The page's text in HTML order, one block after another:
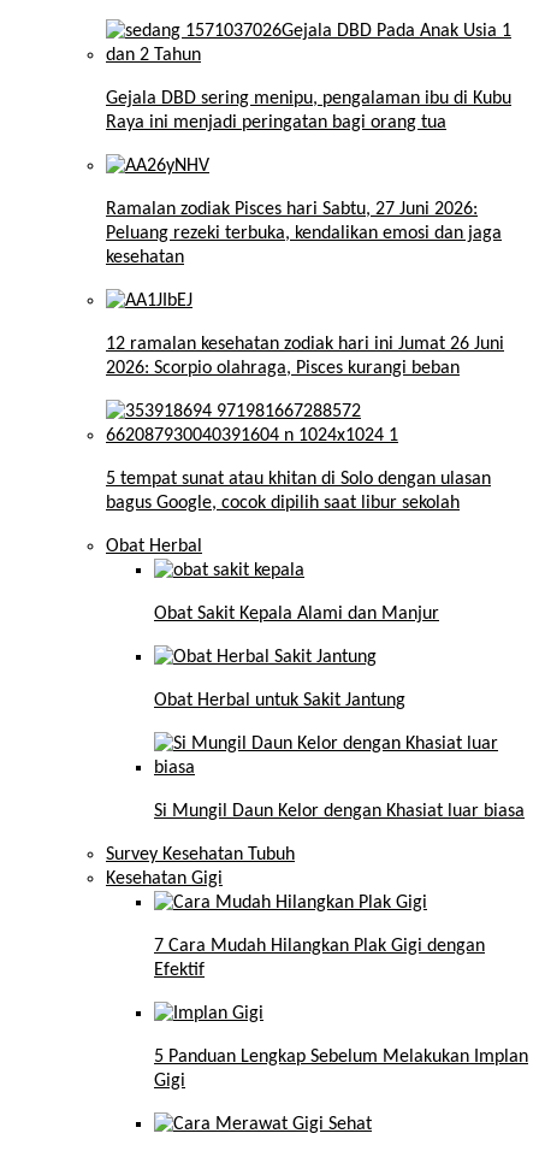
Gejala DBD sering menipu, pengalaman ibu di Kubu
Raya ini menjadi peringatan bagi orang tua
Ramalan zodiak Pisces hari Sabtu, 27 Juni 2026:
Peluang rezeki terbuka, kendalikan emosi dan jaga
kesehatan
12 ramalan kesehatan zodiak hari ini Jumat 26 Juni
2026: Scorpio olahraga, Pisces kurangi beban
5 tempat sunat atau khitan di Solo dengan ulasan
bagus Google, cocok dipilih saat libur sekolah
Obat Herbal
Obat Sakit Kepala Alami dan Manjur
Obat Herbal untuk Sakit Jantung
Si Mungil Daun Kelor dengan Khasiat luar biasa
Survey Kesehatan Tubuh
Kesehatan Gigi
7 Cara Mudah Hilangkan Plak Gigi dengan
Efektif
5 Panduan Lengkap Sebelum Melakukan Implan
Gigi